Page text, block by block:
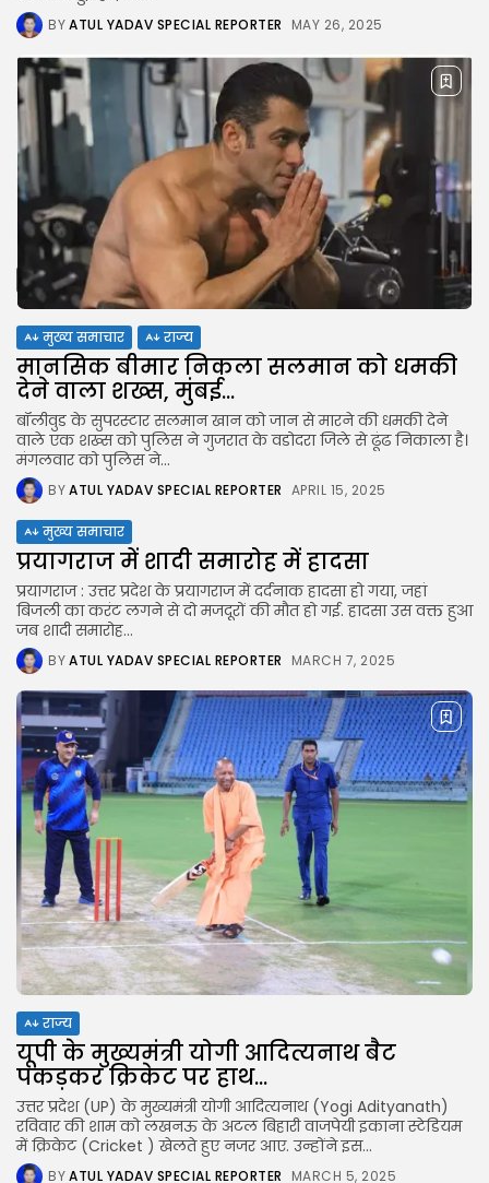
BYATUL YADAV SPECIAL REPORTER MAY 26, 2025
मुख्य समाचार राज्य
मानसिक बीमार निकला सलमान को धमकी
देने वाला शख्स, मुंबई...
बॉलीवुड के सुपरस्टार सलमान खान को जान से मारने की धमकी देने
वाले एक शख्स को पुलिस ने गुजरात के वडोदरा जिले से ढूंढ निकाला है।
मंगलवार को पुलिस ने...
BYATUL YADAV SPECIAL REPORTER APRIL 15, 2025
मुख्य समाचार
प्रयागराज में शादी समारोह में हादसा
प्रयागराज : उत्तर प्रदेश के प्रयागराज में दर्दनाक हादसा हो गया, जहां
बिजली का करंट लगने से दो मजदूरों की मौत हो गई. हादसा उस वक्त हुआ
जब शादी समारोह...
BYATUL YADAV SPECIAL REPORTER MARCH 7, 2025
राज्य
यूपी के मुख्यमंत्री योगी आदित्यनाथ बैट
पकड़कर क्रिकेट पर हाथ...
उत्तर प्रदेश (UP) के मुख्यमंत्री योगी आदित्यनाथ (Yogi Adityanath)
रविवार की शाम को लखनऊ के अटल बिहारी वाजपेयी इकाना स्टेडियम
में क्रिकेट (Cricket ) खेलते हुए नजर आए. उन्होंने इस...
BYATUL YADAV SPECIAL REPORTER MARCH 5, 2025